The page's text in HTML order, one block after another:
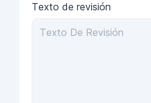
Texto de revisión